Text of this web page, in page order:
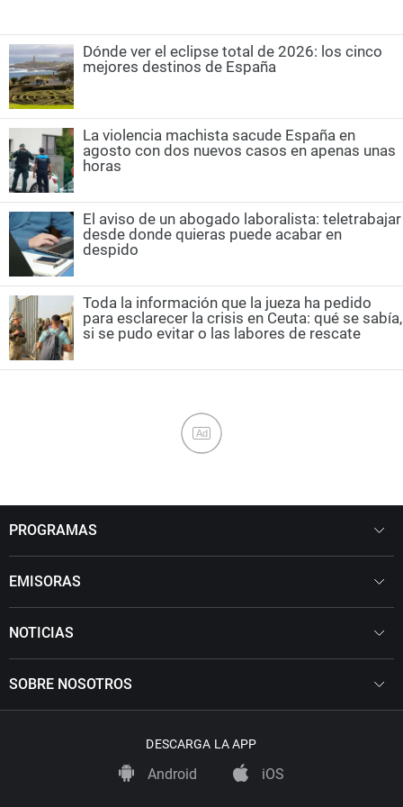
Dónde ver el eclipse total de 2026: los cinco
mejores destinos de España
La violencia machista sacude España en
agosto con dos nuevos casos en apenas unas
horas
El aviso de un abogado laboralista: teletrabajar
desde donde quieras puede acabar en
despido
Toda la información que la jueza ha pedido
para esclarecer la crisis en Ceuta: qué se sabía,
si se pudo evitar o las labores de rescate
Ad
PROGRAMAS
EMISORAS
NOTICIAS
SOBRE NOSOTROS
DESCARGA LA APP
Android iOS